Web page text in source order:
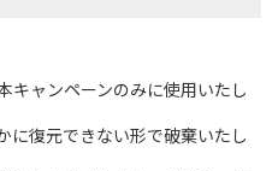
キャンペーンのみに使用いたし
に復元できない形で破棄いたし